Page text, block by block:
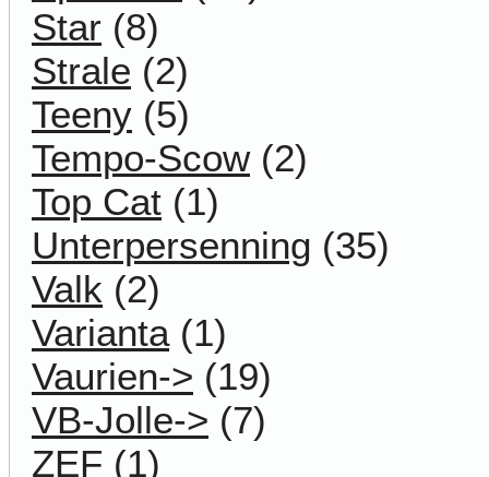
Star (8)
Strale (2)
Teeny (5)
Tempo-Scow(2)
Top Cat (1)
Unterpersenning (35)
Valk (2)
Varianta(1)
Vaurien-> (19)
VB-Jolle-> (7)
ZEF (1)